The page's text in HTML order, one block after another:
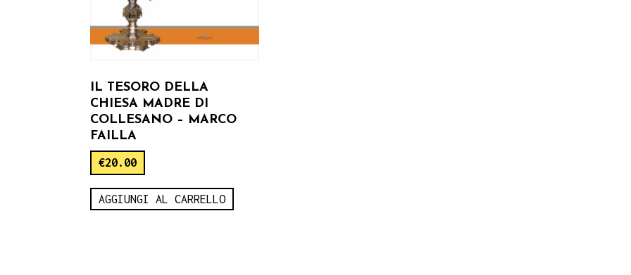
IL TESORO DELLA
CHIESA MADRE DI
COLLESANO – MARCO
FAILLA
€20.00
AGGIUNGI AL CARRELLO